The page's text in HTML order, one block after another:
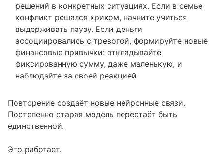
решений в конкретных ситуациях. Если в семье
конфликт решался криком, начните учиться
выдерживать паузу. Если деньги
ассоциировались с тревогой, формируйте новые
финансовые привычки: откладывайте
фиксированную сумму, даже маленькую, и
наблюдайте за своей реакцией.
Повторение создаёт новые нейронные связи.
Постепенно старая модель перестаёт быть
единственной.
Это работает.